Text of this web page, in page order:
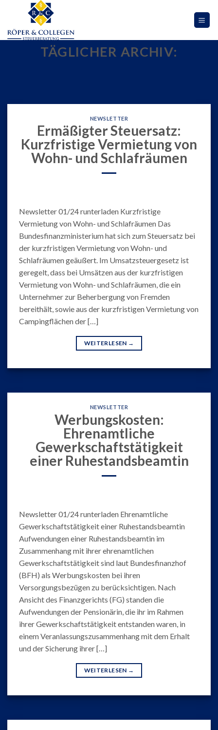
content
TÄGLICHER ARCHIV:
NEWSLETTER
Ermäßigter Steuersatz:
Kurzfristige Vermietung von
Wohn- und Schlafräumen
Newsletter 01/24 runterladen Kurzfristige
Vermietung von Wohn- und Schlafräumen Das
Bundesfinanzministerium hat sich zum Steuersatz bei
der kurzfristigen Vermietung von Wohn- und
Schlafräumen geäußert. Im Umsatzsteuergesetz ist
geregelt, dass bei Umsätzen aus der kurzfristigen
Vermietung von Wohn- und Schlafräumen, die ein
Unternehmer zur Beherbergung von Fremden
bereithält, sowie aus der kurzfristigen Vermietung von
Campingflächen der […]
WEITERLESEN →
NEWSLETTER
Werbungskosten:
Ehrenamtliche
Gewerkschaftstätigkeit
einer Ruhestandsbeamtin
Newsletter 01/24 runterladen Ehrenamtliche
Gewerkschaftstätigkeit einer Ruhestandsbeamtin
Aufwendungen einer Ruhestandsbeamtin im
Zusammenhang mit ihrer ehrenamtlichen
Gewerkschaftstätigkeit sind laut Bundesfinanzhof
(BFH) als Werbungskosten bei ihren
Versorgungsbezügen zu berücksichtigen. Nach
Ansicht des Finanzgerichts (FG) standen die
Aufwendungen der Pensionärin, die ihr im Rahmen
ihrer Gewerkschaftstätigkeit entstanden waren, in
einem Veranlassungszusammenhang mit dem Erhalt
und der Sicherung ihrer […]
WEITERLESEN →